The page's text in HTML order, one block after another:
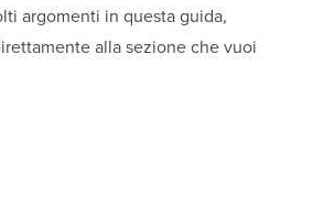
argomenti in questa guida,
alla sezione che vuoi